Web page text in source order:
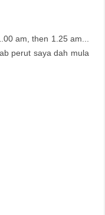
am, then 1.25 am...
perut saya dah mula